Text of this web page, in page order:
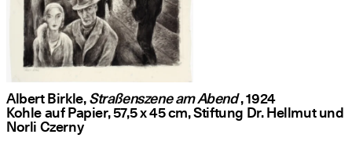
Albert Birkle,Straßenszene am Abend, 1924
Koh­le auf Papier, 57,5 x 45 cm, Stif­tung Dr. Hell­mut und
Nor­li Czerny